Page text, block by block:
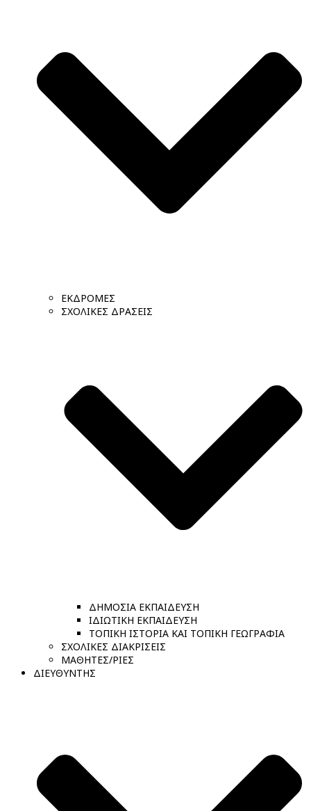
ΕΚΔΡΟΜΕΣ
ΣΧΟΛΙΚΕΣ ΔΡΑΣΕΙΣ
ΔΗΜΟΣΙΑ ΕΚΠΑΙΔΕΥΣΗ
ΙΔΙΩΤΙΚΗ ΕΚΠΑΙΔΕΥΣΗ
ΤΟΠΙΚΗ ΙΣΤΟΡΙΑ ΚΑΙ ΤΟΠΙΚΗ ΓΕΩΓΡΑΦΙΑ
ΣΧΟΛΙΚΕΣ ΔΙΑΚΡΙΣΕΙΣ
ΜΑΘΗΤΕΣ/ΡΙΕΣ
ΔΙΕΥΘΥΝΤΗΣ